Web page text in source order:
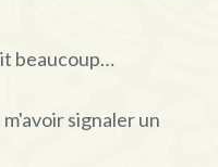
beaucoup…
m'avoir signaler un